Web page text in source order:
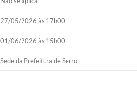
27/05/2026 às 17h00
01/06/2026 às 15h00
Sede da Prefeitura de Serro